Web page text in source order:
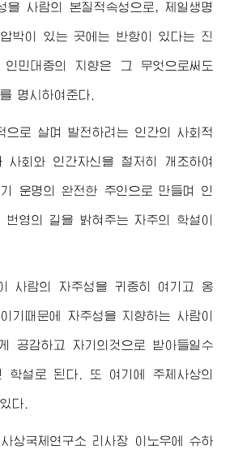
을 사람의 본질적속성으로, 제일생명
박이 있는 곳에는 반항이 있다는 진
민대중의 지향은 그 무엇으로써도
명시하여준다.
으로 살며 발전하려는 인간의 사회적
사회와 인간자신을 철저히 개조하여
운명의 완전한 주인으로 만들며 인
영의 길을 밝혀주는 자주의 학설이
사람의 자주성을 귀중히 여기고 옹
기때문에 자주성을 지향하는 사람이
공감하고 자기의것으로 받아들일수
학설로 된다. 또 여기에 주체사상의
다.
상국제연구소 리사장 이노우에 슈하